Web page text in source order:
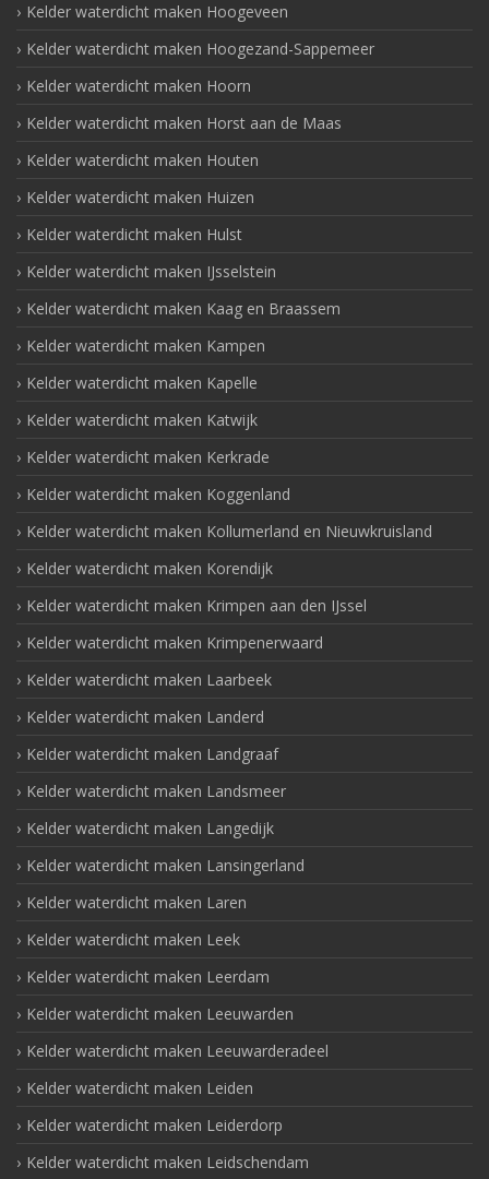
Kelder waterdicht maken Hoogeveen
Kelder waterdicht maken Hoogezand-Sappemeer
Kelder waterdicht maken Hoorn
Kelder waterdicht maken Horst aan de Maas
Kelder waterdicht maken Houten
Kelder waterdicht maken Huizen
Kelder waterdicht maken Hulst
Kelder waterdicht maken IJsselstein
Kelder waterdicht maken Kaag en Braassem
Kelder waterdicht maken Kampen
Kelder waterdicht maken Kapelle
Kelder waterdicht maken Katwijk
Kelder waterdicht maken Kerkrade
Kelder waterdicht maken Koggenland
Kelder waterdicht maken Kollumerland en Nieuwkruisland
Kelder waterdicht maken Korendijk
Kelder waterdicht maken Krimpen aan den IJssel
Kelder waterdicht maken Krimpenerwaard
Kelder waterdicht maken Laarbeek
Kelder waterdicht maken Landerd
Kelder waterdicht maken Landgraaf
Kelder waterdicht maken Landsmeer
Kelder waterdicht maken Langedijk
Kelder waterdicht maken Lansingerland
Kelder waterdicht maken Laren
Kelder waterdicht maken Leek
Kelder waterdicht maken Leerdam
Kelder waterdicht maken Leeuwarden
Kelder waterdicht maken Leeuwarderadeel
Kelder waterdicht maken Leiden
Kelder waterdicht maken Leiderdorp
Kelder waterdicht maken Leidschendam